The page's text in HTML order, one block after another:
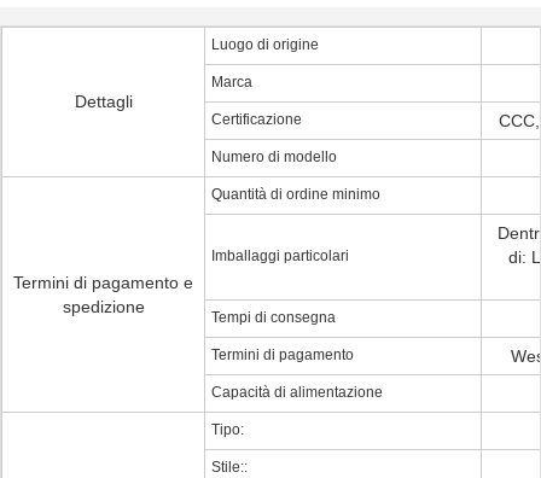
Dettagli
Luogo di origine
Marca
Certificazione
Numero di modello
Termini di pagamento e
spedizione
Quantità di ordine minimo
Imballaggi particolari
di:
Tempi di consegna
Termini di pagamento
Capacità di alimentazione
Tipo:
Stile::